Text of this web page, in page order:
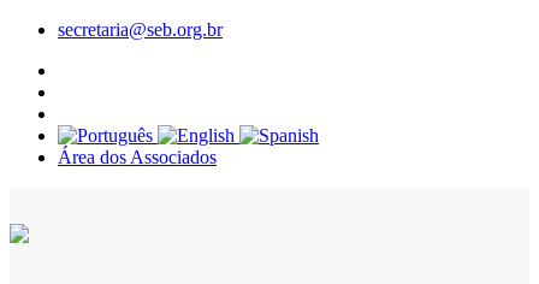
secretaria@seb.org.br
Área dos Associados